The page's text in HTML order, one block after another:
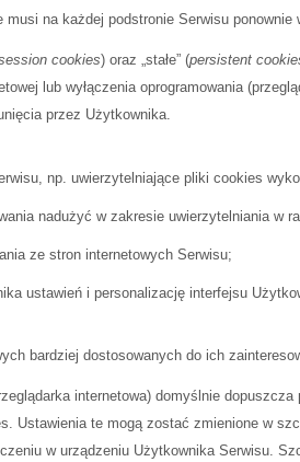
na każdej podstronie Serwisu ponownie
cookies) oraz „stałe” (persistent
lub wyłączenia oprogramowania
przez Użytkownika.
np. uwierzytelniające pliki cookies
nadużyć w zakresie uwierzytelniania w
ze stron internetowych Serwisu;
ustawień i personalizację interfejsu
bardziej dostosowanych do ich
internetowa) domyślnie
te mogą zostać zmienione w
w urządzeniu Użytkownika Serwisu.